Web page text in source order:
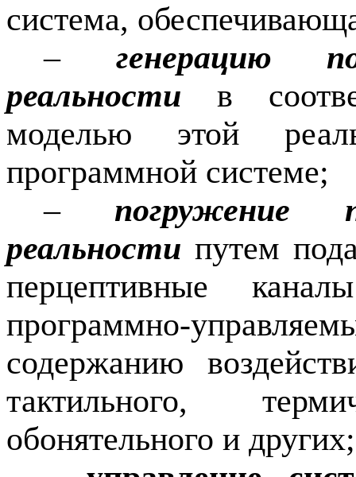
система,
– генерацию
реальности в
моделью этой
программной системе;
– погружение
реальности путем
перцептивные
программно-
содержанию
тактильного,
обонятельного и других;